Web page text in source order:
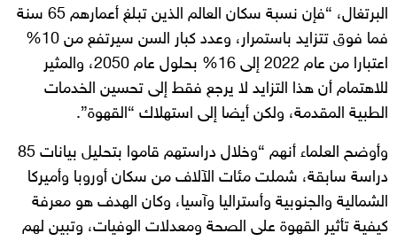
البرتغال، “فإن نسبة سكان العالم الذين تبلغ أعمارهم 65 سنة
فما فوق تتزايد باستمرار، وعدد كبار السن سيرتفع من 10%
اعتبارا من عام 2022 إلى 16% بحلول عام 2050، والمثير
للاهتمام أن هذا التزايد لا يرجع فقط إلى تحسين الخدمات
الطبية المقدمة، ولكن أيضا إلى استهلاك “القهوة”.
وأوضح العلماء أنهم “وخلال دراستهم قاموا بتحليل بيانات 85
دراسة سابقة، شملت مئات الآلاف من سكان أوروبا وأميركا
الشمالية والجنوبية وأستراليا وآسيا، وكان الهدف هو معرفة
كيفية تأثير القهوة على الصحة ومعدلات الوفيات، وتبين لهم